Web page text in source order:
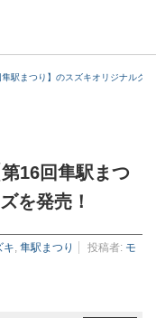
駅まつり】のスズキオリジナルグ
16回隼駅まつ
を発売！
キ 隼駅まつり 投稿者: モ